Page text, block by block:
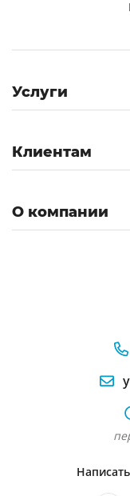
Услуги
Клиентам
О компании